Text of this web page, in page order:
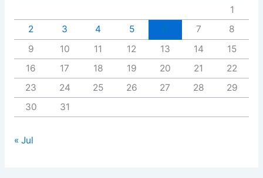
1
2
3 4 5 7
8
9
10 11 12 13 14
15
16
17 18 19 20 21
22
23
24 25 26 27 28
29
30
31
« Jul